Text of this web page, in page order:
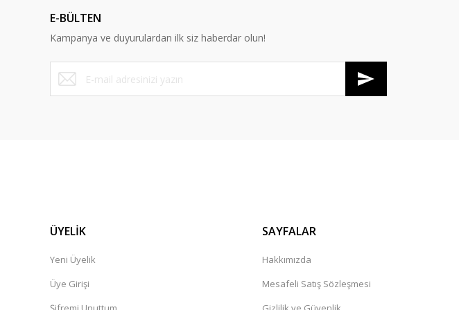
Ürün bilgilerinde hatalar bulunuyor.
Ürün fiyatı diğer sitelerden daha pahalı.
Bu ürüne benzer farklı alternatifler olmalı.
E-BÜLTEN
Kampanya ve duyurulardan ilk siz haberdar olun!
ÜYELİK
Yeni Üyelik
Üye Girişi
SAYFALAR
Hakkımızda
Mesafeli Satış Sözleşmesi